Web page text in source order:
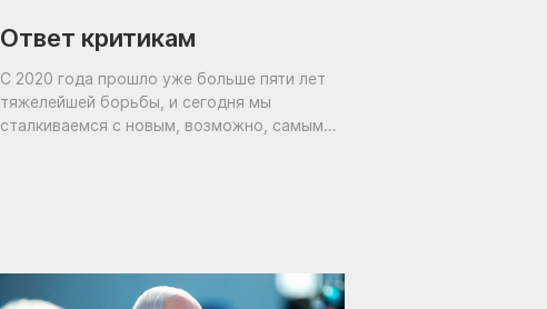
Ответ критикам
С 2020 года прошло уже больше пяти лет
тяжелейшей борьбы, и сегодня мы
сталкиваемся с новым, возможно, самым